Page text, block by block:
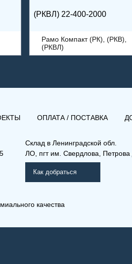
(РКВЛ) 22-400-2000
Рамо Компакт (РК), (РКВ),
(РКВЛ)
(РКВ) 33-400-800
ОПЛАТА / ПОСТАВКА
Склад в Ленинградской обл.
ЛО, пгт им. Свердлова, Петрова
Как добраться
качества